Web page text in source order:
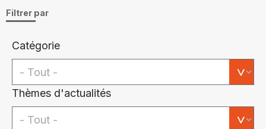
Filtrer par
Catégorie
Thèmes d'actualités